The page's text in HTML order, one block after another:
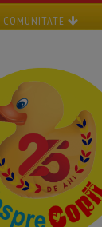
COMUNITATE